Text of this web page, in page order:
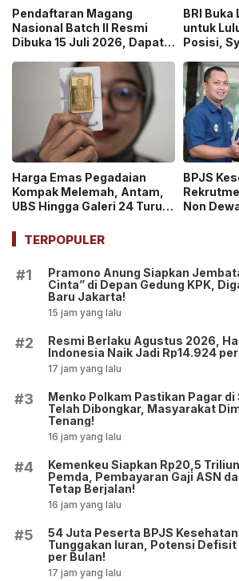
Pendaftaran Magang
Nasional Batch II Resmi
Dibuka 15 Juli 2026, Dapat
BRI Buka
untuk
Posisi,
Harga Emas Pegadaian
Kompak Melemah, Antam,
UBS Hingga Galeri 24 Turun
BPJS
Non
TERPOPULER
#1
Pramono Anung Siapkan
Cinta” di Depan Gedung KPK,
Baru Jakarta!
15 jam yang lalu
#2
Resmi Berlaku Agustus 2026,
Indonesia Naik Jadi Rp14.924
17 jam yang lalu
#3
Menko Polkam Pastikan Pagar di
Telah Dibongkar, Masyarakat
Tenang!
16 jam yang lalu
#4
Kemenkeu Siapkan Rp20,5
Pemda, Pembayaran Gaji ASN
Tetap Berjalan!
16 jam yang lalu
#5
54 Juta Peserta BPJS
Tunggakan Iuran, Potensi Defisit
per Bulan!
17 jam yang lalu